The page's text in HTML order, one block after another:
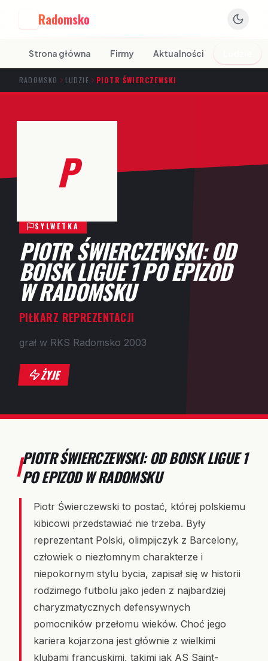
Radomsko
Strona główna Firmy Aktualności
RADOMSKO LUDZIE PIOTR ŚWIERCZEWSKI
P
SYLWETKA
PIOTR ŚWIERCZEWSKI: OD
BOISK LIGUE 1 PO EPIZOD
W RADOMSKU
PIŁKARZ REPREZENTACJI
grał w RKS Radomsko 2003
ŻYJE
PIOTR ŚWIERCZEWSKI: OD BOISK LIGUE 1
PO EPIZOD W RADOMSKU
Piotr Świerczewski to postać, której polskiemu
kibicowi przedstawiać nie trzeba. Były
reprezentant Polski, olimpijczyk z Barcelony,
człowiek o niezłomnym charakterze i
niepokornym stylu bycia, zapisał się w historii
rodzimego futbolu jako jeden z najbardziej
charyzmatycznych defensywnych
pomocników przełomu wieków. Choć jego
kariera kojarzona jest głównie z wielkimi
klubami francuskimi, takimi jak AS Saint-